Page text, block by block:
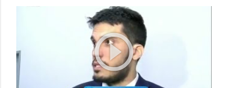
play_circle_outline